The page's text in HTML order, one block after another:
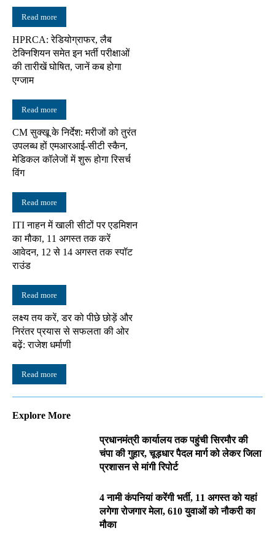
Read more
HPRCA: रेडियोग्राफर, लैब
टेक्निशियन समेत इन भर्ती परीक्षाओं
की तारीखें घोषित, जानें कब होगा
एग्जाम
Read more
CM सुक्खू के निर्देश: मरीजों को तुरंत
उपलब्ध हों एमआरआई-सीटी स्कैन,
मेडिकल कॉलेजों में शुरू होगा रिसर्च
विंग
Read more
ITI नाहन में खाली सीटों पर एडमिशन
का मौका, 11 अगस्त तक करें
आवेदन, 12 से 14 अगस्त तक स्पॉट
राउंड
Read more
लक्ष्य तय करें, डर को पीछे छोड़ें और
निरंतर प्रयास से सफलता की ओर
बढ़ें: राजेश धर्माणी
Read more
Explore More
प्रधानमंत्री कार्यालय तक पहुंची सिरमौर की
चंपा की गुहार, चूड़धार पैदल मार्ग को लेकर जिला
प्रशासन से मांगी रिपोर्ट
4 नामी कंपनियां करेंगी भर्ती, 11 अगस्त को यहां
लगेगा रोजगार मेला, 610 युवाओं को नौकरी का
मौका